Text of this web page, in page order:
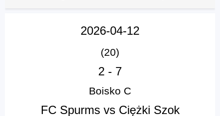
2026-04-12
(20)
2 - 7
Boisko C
FC Spurms vs Ciężki Szok